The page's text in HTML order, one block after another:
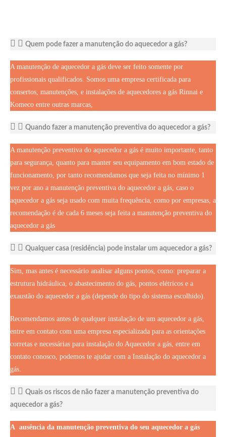
Quem pode fazer a manutenção do aquecedor a gás?
A manutenção de aquecedor a gás deve ser feito somente por
profissionais qualificados. Somos uma empresa certificada para
consertos, manutenções, e instalações de aquecedores a gás Rinnai e
Komeco entre outras marcas,
Quando fazer a manutenção preventiva do aquecedor a gás?
A manutenção preventiva do aquecedor a gás é muito importante, tanto
para segurança, quanto para manter seu equipamento em bom estado de
funcionamento, por tanto recomendamos que seja feita no mínimo 1
vez por ano a manutenção preventiva do aquecedor a gás, caso o
aquecedor a gás seja usado com muita frequência, como por empresas, a
recomendação é de cada 6 meses seja feita a manutenção preventiva do
aquecedor a gás
Qualquer casa (residência) pode instalar um aquecedor a gás?
Sim, mas antes é necessário analisar alguns pontos, como: preparar a
estrutura hidráulica, o abastecimento do gás, pontos elétricos e a
exaustão do aquecedor a gás (depende do tipo do sistema escolhido).
Recomendamos antes de qualquer instalação de um aquecedor a gás,
entre em contato com uma empresa especializada para as orientações
corretas e necessárias para instalação do Aquecedor a gás, entre em
contato conosco, podemos te ajudar com a Instalação do aquecedor a
gás.
Quais os riscos de não fazer a manutenção preventiva do
aquecedor a gás?
A ausência da manutenção preventiva do seu aquecedor a gás